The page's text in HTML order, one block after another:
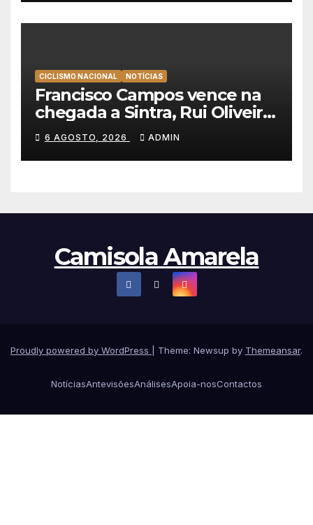
CICLISMO NACIONAL NOTÍCIAS
Francisco Campos vence na
chegada a Sintra, Rui Oliveira
veste de amarelo na Volta a
Portugal
6 AGOSTO, 2026 ADMIN
Camisola Amarela
Proudly powered by WordPress Theme: Newsup by Themeansar.
NotíciasAntevisõesAnálisesApoia-nosContactos